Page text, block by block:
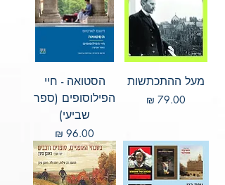
מעל ההתכתשות
מחיר
הסטואה - חיי
הפילוסופים (ספר
שביעי)
מחיר